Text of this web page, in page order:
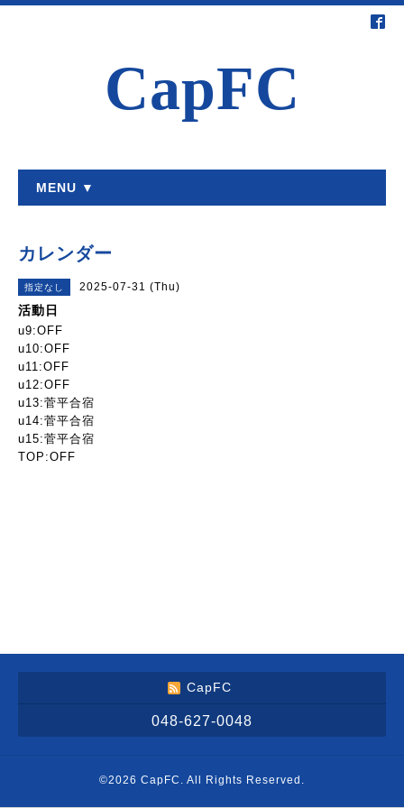
CapFC
MENU ▼
カレンダー
指定なし 2025-07-31 (Thu)
活動日
u9:OFF
u10:OFF
u11:OFF
u12:OFF
u13:菅平合宿
u14:菅平合宿
u15:菅平合宿
TOP:OFF
CapFC
048-627-0048
©2026 CapFC . All Rights Reserved.